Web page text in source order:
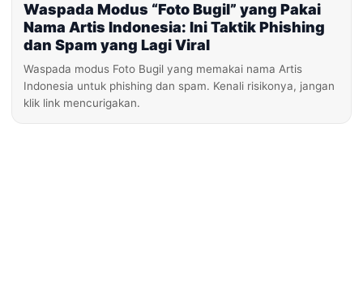
Waspada Modus “Foto Bugil” yang Pakai
Nama Artis Indonesia: Ini Taktik Phishing
dan Spam yang Lagi Viral
Waspada modus Foto Bugil yang memakai nama Artis
Indonesia untuk phishing dan spam. Kenali risikonya, jangan
klik link mencurigakan.